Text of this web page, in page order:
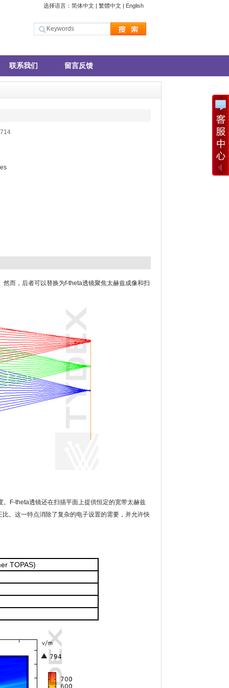
选择语言： 简体中文 | 繁體中文 | English
联系我们 留言反馈
714
而，后者可以替换为f-theta透镜聚焦太赫兹成像和扫
F-theta透镜还在扫描平面上提供恒定的宽带太赫兹
比。这一特点消除了复杂的电子设置的需要，并允许快
TOPAS)